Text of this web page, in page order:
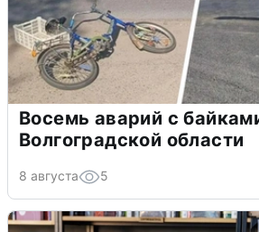
Восемь аварий с
Волгоградской области
8 августа 5